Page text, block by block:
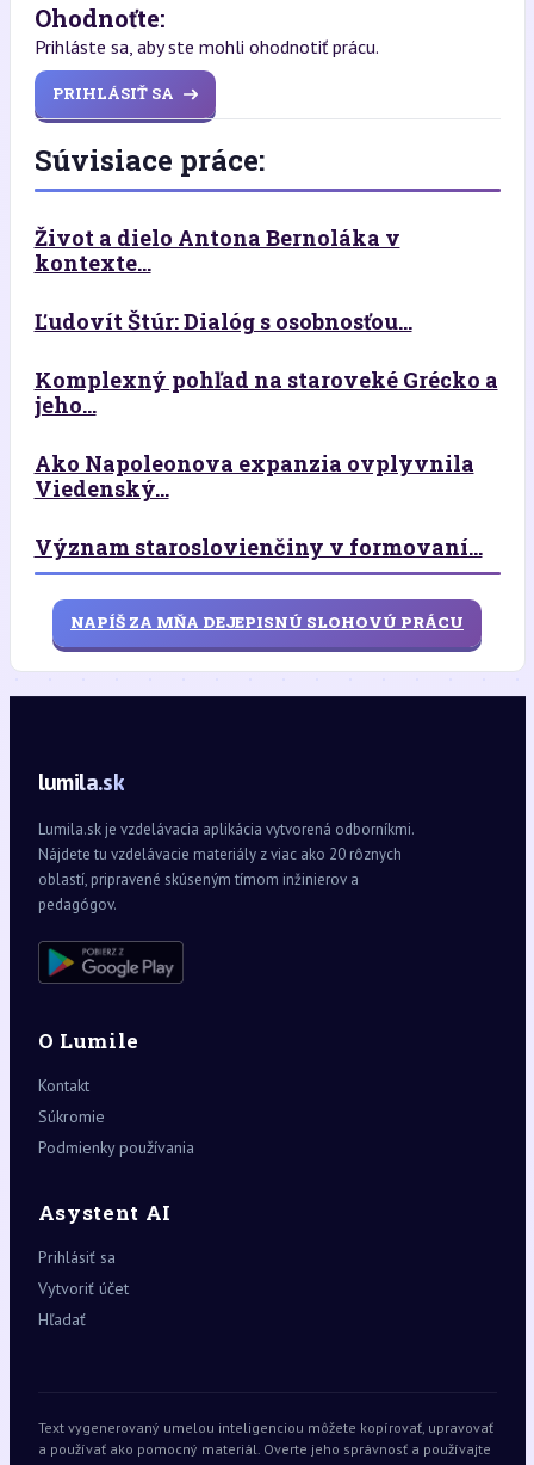
Ohodnoťte:
Prihláste sa, aby ste mohli ohodnotiť prácu.
PRIHLÁSIŤ SA
Súvisiace práce:
Život a dielo Antona Bernoláka v
kontexte...
Ľudovít Štúr: Dialóg s osobnosťou...
Komplexný pohľad na staroveké Grécko a
jeho...
Ako Napoleonova expanzia ovplyvnila
Viedenský...
Význam staroslovienčiny v formovaní...
NAPÍŠ ZA MŇA DEJEPISNÚ SLOHOVÚ PRÁCU
lumila.sk
Lumila.sk je vzdelávacia aplikácia vytvorená odborníkmi.
Nájdete tu vzdelávacie materiály z viac ako 20 rôznych
oblastí, pripravené skúseným tímom inžinierov a
pedagógov.
O Lumile
Kontakt
Súkromie
Podmienky používania
Asystent AI
Prihlásiť sa
Vytvoriť účet
Hľadať
Text vygenerovaný umelou inteligenciou môžete kopírovať, upravovať
a používať ako pomocný materiál. Overte jeho správnosť a používajte